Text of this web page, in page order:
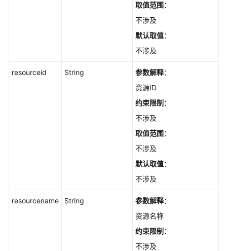
担
皮
取值范围：
不涉及
默认取值：
不涉及
resourceid String 参数解释：
资源ID
约束限制 ：
不涉及
取值范围：
不涉及
默认取值：
不涉及
resourcename String 参数解释：
资源名称
约束限制 ：
不涉及